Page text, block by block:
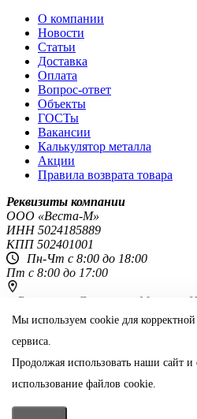
О компании
Новости
Статьи
Доставка
Оплата
Вопрос-ответ
Объекты
ГОСТы
Вакансии
Калькулятор металла
Акции
Правила возврата товара
Реквизиты компании
OOO «Веста-М»
ИНН5024185889
КПП502401001
Пн-Чт с 8:00 до 18:00
Пт с 8:00 до 17:00
г. Ростов-на-Дону,
пр-т Михаила
8 800 444-51-48
rostov@vestametall.ru
Поделиться:
Информация на сайте не является
Мы используем cookie для
сервиса.
Продолжая использовать наши сайт и
использование файлов cookie.